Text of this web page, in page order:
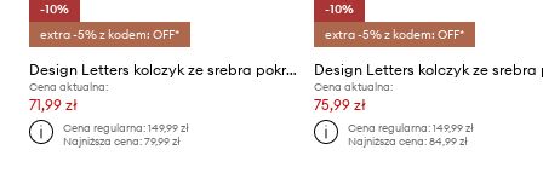
-10%
extra -5% z kodem: OFF*
Design Letters kolczyk ze srebra pokrytego złotem
Cena aktualna:
71,99 zł
Cena regularna:149,99 zł
Najniższa cena:79,99 zł
-10%
extra -5% z kodem: OFF*
Cena aktualna:
75,99 zł
Cena regularna: 149,99 zł
Najniższa cena: 84,99 zł